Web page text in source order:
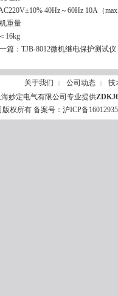
40Hz～60Hz 10A（
重量
16kg
篇： TJB-8012微机继电保护测试仪
关于我们 | 公司动态 |
技
妙定电气有限公司专业提供
权所有 备案号： 沪ICP备